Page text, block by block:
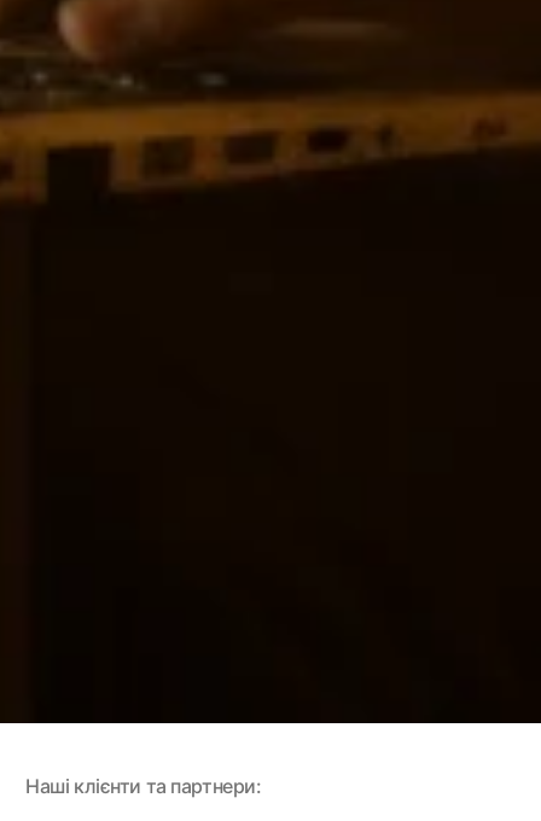
Наші клієнти та партнери: